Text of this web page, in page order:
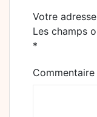
Votre
Les champs
*
Commentaire